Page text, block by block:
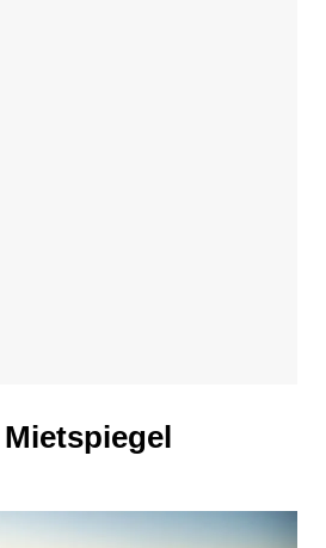
Mietspiegel